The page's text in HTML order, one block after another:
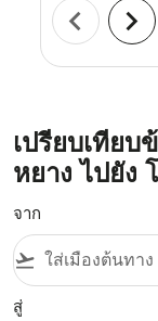
chevron_left chevron_right
เปรียบเทียบ
หยาง ไปยัง
จาก
flight_takeoff
สู่